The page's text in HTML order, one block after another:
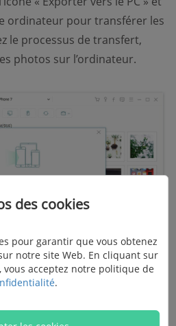
ordinateur pour transférer les
le processus de transfert,
photos sur l’ordinateur.
des cookies
pour garantir que vous obtenez
notre site Web. En cliquant sur
vous acceptez notre politique de
.